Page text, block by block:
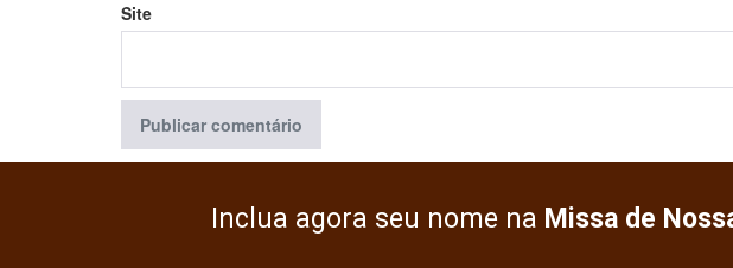
Site
Inclua agora seu nome na Missa de